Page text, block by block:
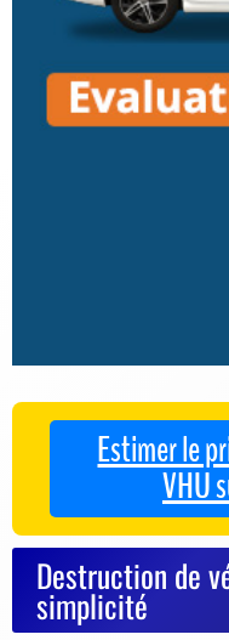
Estimer le
VHU
Destruction de
simplicité